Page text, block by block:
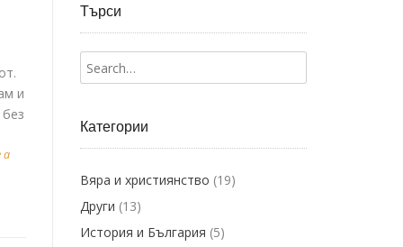
и
a
Търси
Категории
Вяра и християнство (19)
Други (13)
История и България (5)